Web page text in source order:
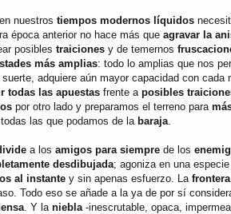
nuestros tiempos modernos líquidos
época anterior no hace más que agravar la
posibles traiciones y de temernos
más amplias: todo lo amplias que nos
adquiere aún mayor capacidad con
todas las apuestas frente a posibles
por otro lado y preparamos el terreno para
todas las que podamos de la baraja
a los amigos para siempre de los
desdibujada; agoniza en una
al instante y sin apenas esfuerzo. La frontera
Todo eso se añade a la ya de por sí
. Y la niebla -inescrutable, opaca,